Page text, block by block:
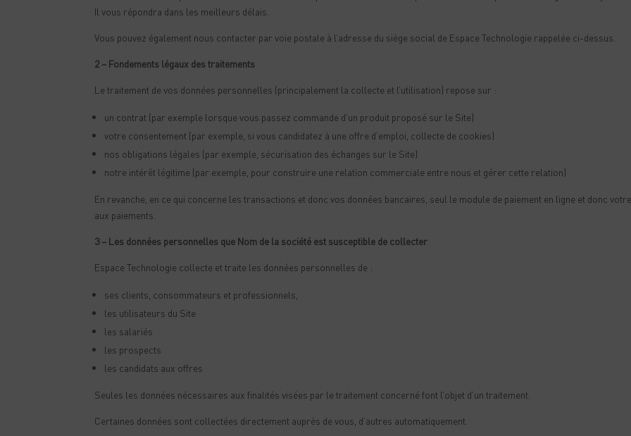
Il vous répondra dans les meilleurs délais.
Vous pouvez également nous contacter par voie postale à l’adresse du siège social de Espace Technologie rappelée ci-dessus.
2 – Fondements légaux des traitements
Le traitement de vos données personnelles (principalement la collecte et l’utilisation) repose sur :
un contrat (par exemple lorsque vous passez commande d’un produit proposé sur le Site)
votre consentement (par exemple, si vous candidatez à une offre d’emploi, collecte de cookies)
nos obligations légales (par exemple, sécurisation des échanges sur le Site)
notre intérêt légitime (par exemple, pour construire une relation commerciale entre nous et gérer cette relation)
En revanche, en ce qui concerne les transactions et donc vos données bancaires, seul le module de paiement en ligne et donc
aux paiements.
3 – Les données personnelles que Nom de la société est susceptible de collecter
Espace Technologie collecte et traite les données personnelles de :
ses clients, consommateurs et professionnels,
les utilisateurs du Site
les salariés
les prospects
les candidats aux offres
Seules les données nécessaires aux finalités visées par le traitement concerné font l’objet d’un traitement.
Certaines données sont collectées directement auprès de vous, d’autres automatiquement.